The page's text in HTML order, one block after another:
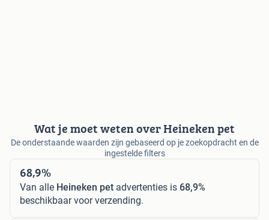
Wat je moet weten over Heineken pet
De onderstaande waarden zijn gebaseerd op je zoekopdracht en de
ingestelde filters
68,9%
Van alle Heineken pet advertenties is 68,9%
beschikbaar voor verzending.